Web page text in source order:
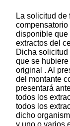
La solicitud
disponible que
extractos del
Dicha
que se
original . Al
del montante
presentará
todos los
todos los
dicho